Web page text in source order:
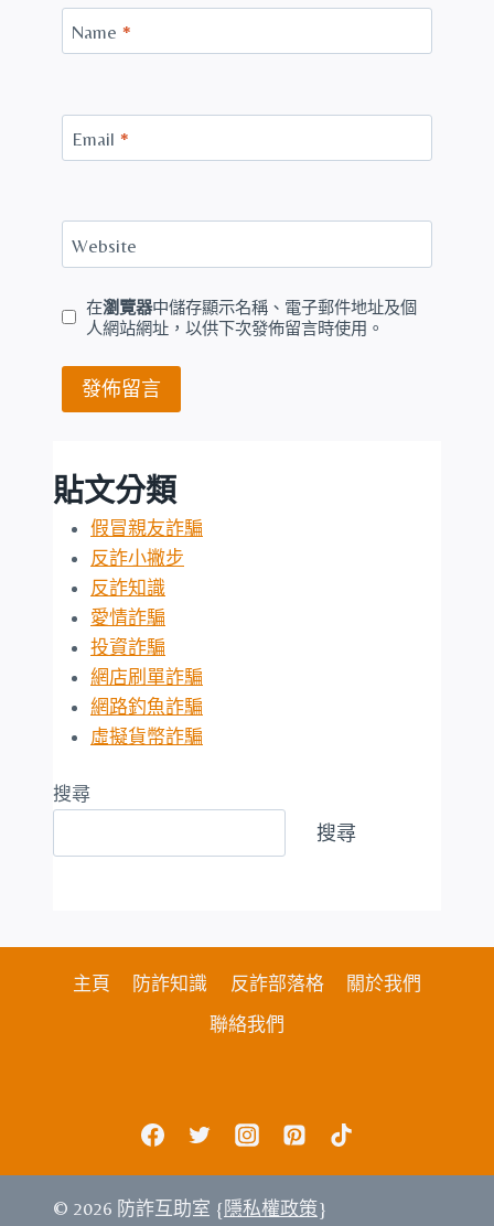
Name *
Email *
Website
在瀏覽器中儲存顯示名稱、電子郵件地址及個
人網站網址，以供下次發佈留言時使用。
貼文分類
假冒親友詐騙
反詐小撇步
反詐知識
愛情詐騙
投資詐騙
網店刷單詐騙
網路釣魚詐騙
虛擬貨幣詐騙
搜尋
搜尋
主頁 防詐知識 反詐部落格
關於我們
聯絡我們
© 2026 防詐互助室 { 隱私權政策}